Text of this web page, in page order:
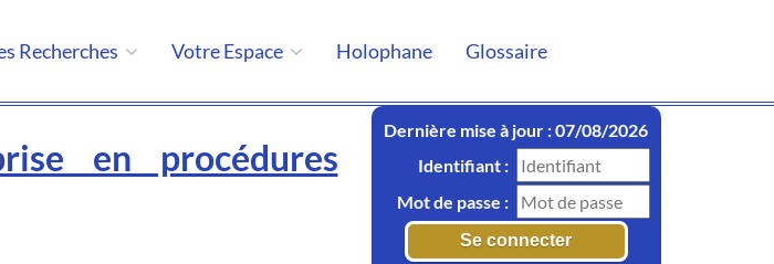
Recherches Votre Espace Holophane Glossaire
Dernière mise à jour : 07/08/2026
Identifiant :
Mot de passe :
en procédures